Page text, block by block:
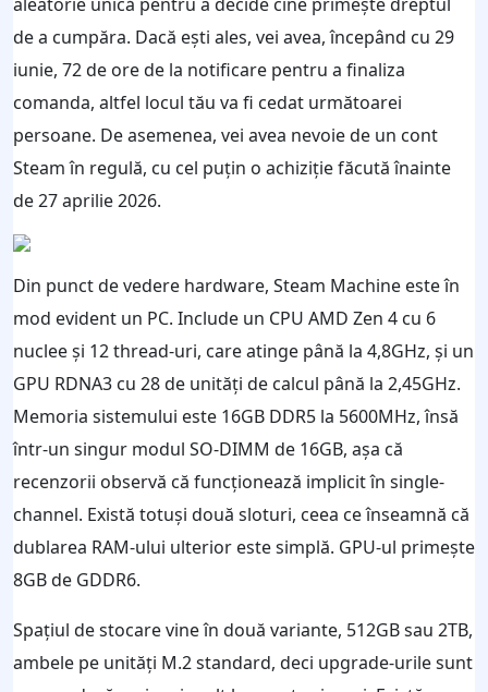
de a cumpăra. Dacă ești ales, vei avea, începând cu 29
iunie, 72 de ore de la notificare pentru a finaliza
comanda, altfel locul tău va fi cedat următoarei
persoane. De asemenea, vei avea nevoie de un cont
Steam în regulă, cu cel puțin o achiziție făcută înainte
de 27 aprilie 2026.
Din punct de vedere hardware, Steam Machine este în
mod evident un PC. Include un CPU AMD Zen 4 cu 6
nuclee și 12 thread-uri, care atinge până la 4,8GHz, și un
GPU RDNA3 cu 28 de unități de calcul până la 2,45GHz.
Memoria sistemului este 16GB DDR5 la 5600MHz, însă
într-un singur modul SO-DIMM de 16GB, așa că
recenzorii observă că funcționează implicit în single-
channel. Există totuși două sloturi, ceea ce înseamnă că
dublarea RAM-ului ulterior este simplă. GPU-ul primește
8GB de GDDR6.
Spațiul de stocare vine în două variante, 512GB sau 2TB,
ambele pe unități M.2 standard, deci upgrade-urile sunt